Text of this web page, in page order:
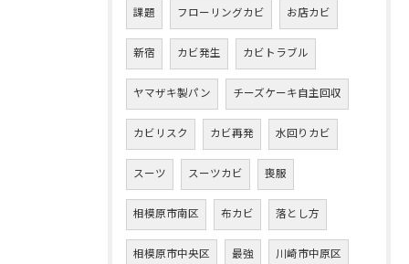
課題 フローリングカビ お店カビ
新宿 カビ発生 カビトラブル
ヤマザキ製パン チーズケーキ自主回収
カビリスク カビ再発 水回りカビ
スーツ スーツカビ 喪服
相模原市南区 布カビ 落とし方
相模原市中央区 最強 川崎市中原区